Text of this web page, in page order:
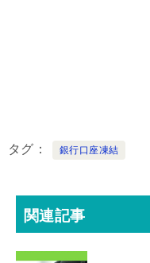
タグ 銀行口座凍結
関連記事